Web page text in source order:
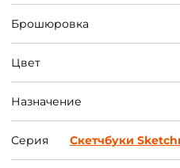
Брошюровка
Цвет
Назначение
Серия Скетчбуки